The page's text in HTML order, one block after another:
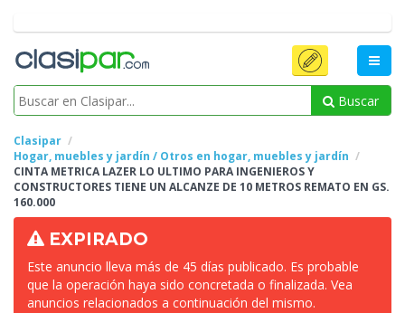
Buscar
Clasipar
Hogar, muebles y jardín / Otros en hogar, muebles y jardín
CINTA METRICA LAZER LO ULTIMO PARA INGENIEROS Y
CONSTRUCTORES TIENE UN ALCANZE DE 10 METROS REMATO EN GS.
160.000
EXPIRADO
Este anuncio lleva más de 45 días publicado. Es probable
que la operación haya sido concretada o finalizada. Vea
anuncios relacionados a continuación del mismo.